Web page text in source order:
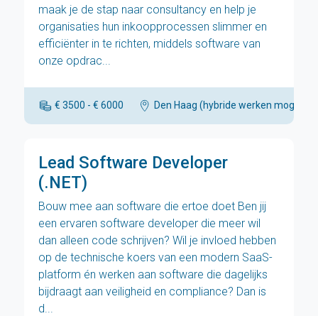
maak je de stap naar consultancy en help je
organisaties hun inkoopprocessen slimmer en
efficiënter in te richten, middels software van
onze opdrac...
€ 3500 - € 6000 Den Haag (hybride werken mogelijk)
Lead Software Developer
(.NET)
Bouw mee aan software die ertoe doet Ben jij
een ervaren software developer die meer wil
dan alleen code schrijven? Wil je invloed hebben
op de technische koers van een modern SaaS-
platform én werken aan software die dagelijks
bijdraagt aan veiligheid en compliance? Dan is
d...